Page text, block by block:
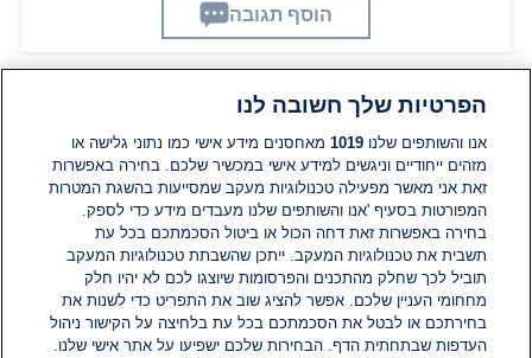
הוסף תגובה
תגובות
אין עדיין תגובות. היה הראשון להגיב
הוסף תגובה
הפרטיות שלך חשובה לנו
אנו והשותפים שלנו1019 מאחסנים מידע אישי כמו נתוני גלישה או
מזהים ייחודיים וניגשים למידע אישי במכשיר שלכם. בחירה באפשרות
זאת אני מאשר מפעילה טכנולוגיות מעקב שמסייעות בהשגת המטרות
המפורטות בסעיף 'אנו והשותפים שלנו מעבדים מידע כדי לספק.
בחירה באפשרות זאת דחה הכול או ביטול הסכמתכם בכל עת
תשבית את טכנולוגיות המעקב. ייתכן שהשבתת טכנולוגיות המעקב
תוביל לכך שחלק מהתכנים והפרסומות שיוצגו לכם לא יהיו חלק
מחחומי העניין שלכם. אפשר להציג שוב את התפריט כדי לשנות את
בחירתכם או לבטל את הסכמתכם בכל עת בלחיצה על הקישור ניהול
העדפות שבתחתית הדף. הבחירות שלכם ישפיעו על אתר אישי שלנו.